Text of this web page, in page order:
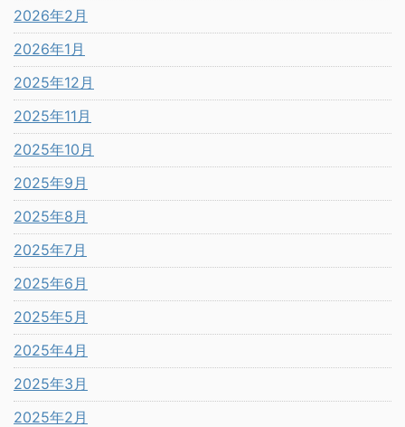
2026年2月
2026年1月
2025年12月
2025年11月
2025年10月
2025年9月
2025年8月
2025年7月
2025年6月
2025年5月
2025年4月
2025年3月
2025年2月